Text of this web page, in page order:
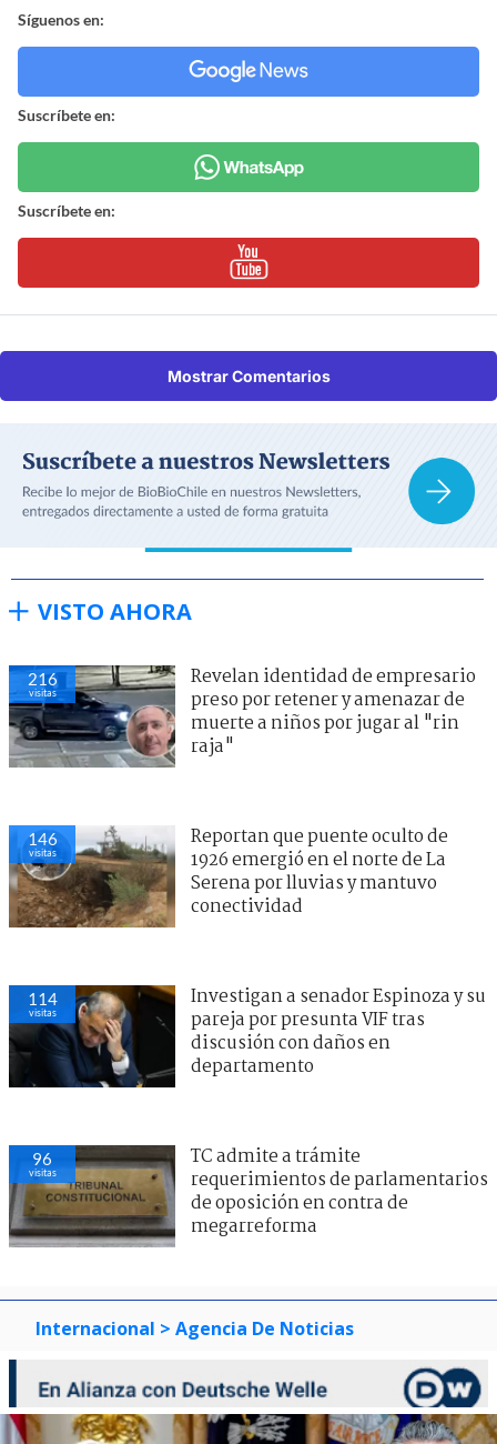
Síguenos en:
Suscríbete en:
Suscríbete en:
Mostrar Comentarios
VISTO AHORA
216
visitas
Revelan identidad de empresario
preso por retener y amenazar de
muerte a niños por jugar al "rin
raja"
146
visitas
Reportan que puente oculto de
1926 emergió en el norte de La
Serena por lluvias y mantuvo
conectividad
114
visitas
Investigan a senador Espinoza y su
pareja por presunta VIF tras
discusión con daños en
departamento
96
visitas
TC admite a trámite
requerimientos de parlamentarios
de oposición en contra de
megarreforma
Internacional > Agencia De Noticias